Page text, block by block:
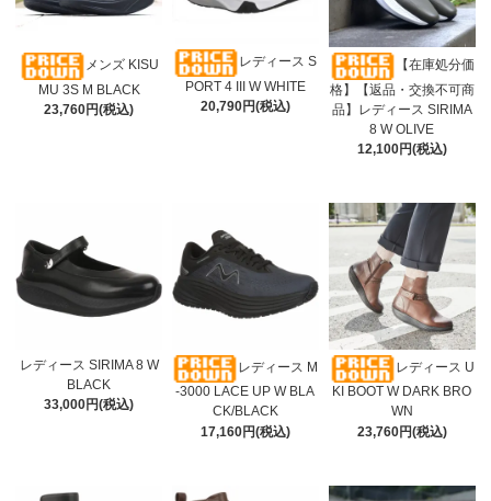
メンズ KISU
MU 3S M BLACK
23,760円(税込)
レディース S
PORT 4 III W WHITE
20,790円(税込)
【在庫処分価
格】【返品・交換不可商
品】レディース SIRIMA
8 W OLIVE
12,100円(税込)
レディース SIRIMA 8 W
BLACK
33,000円(税込)
レディース M
-3000 LACE UP W BLA
CK/BLACK
17,160円(税込)
レディース U
KI BOOT W DARK BRO
WN
23,760円(税込)